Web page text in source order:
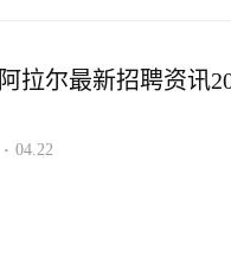
阿拉尔最新招聘资讯
· 04.22